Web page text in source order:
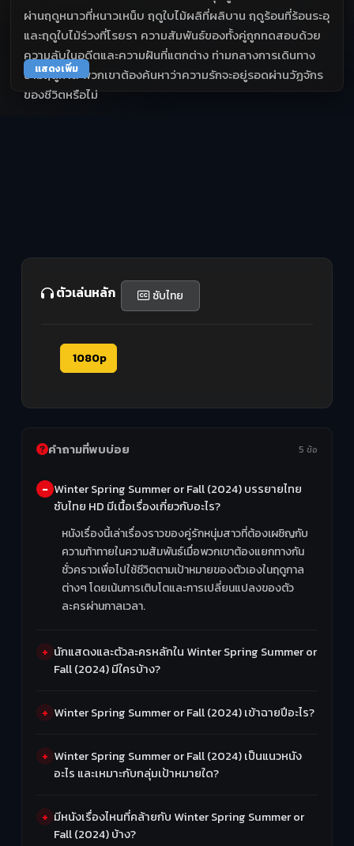
ผ่านฤดูหนาวที่หนาวเหน็บ ฤดูใบไม้ผลิที่ผลิบาน ฤดูร้อนที่ร้อนระอุ
และฤดูใบไม้ร่วงที่โรยรา ความสัมพันธ์ของทั้งคู่ถูกทดสอบด้วย
ความลับในอดีตและความฝันที่แตกต่าง ท่ามกลางการเดินทาง
ข้ามฤดูกาล พวกเขาต้องค้นหาว่าความรักจะอยู่รอดผ่านวัฏจักร
ของชีวิตหรือไม่
แสดงเพิ่ม
ตัวเล่นหลัก ซับไทย
1080p
คำถามที่พบบ่อย 5 ข้อ
Winter Spring Summer or Fall (2024) บรรยายไทย
ซับไทย HD มีเนื้อเรื่องเกี่ยวกับอะไร?
หนังเรื่องนี้เล่าเรื่องราวของคู่รักหนุ่มสาวที่ต้องเผชิญกับ
ความท้าทายในความสัมพันธ์เมื่อพวกเขาต้องแยกทางกัน
ชั่วคราวเพื่อไปใช้ชีวิตตามเป้าหมายของตัวเองในฤดูกาล
ต่างๆ โดยเน้นการเติบโตและการเปลี่ยนแปลงของตัว
ละครผ่านกาลเวลา.
นักแสดงและตัวละครหลักใน Winter Spring Summer or
Fall (2024) มีใครบ้าง?
Winter Spring Summer or Fall (2024) เข้าฉายปีอะไร?
Winter Spring Summer or Fall (2024) เป็นแนวหนัง
อะไร และเหมาะกับกลุ่มเป้าหมายใด?
มีหนังเรื่องไหนที่คล้ายกับ Winter Spring Summer or
Fall (2024) บ้าง?